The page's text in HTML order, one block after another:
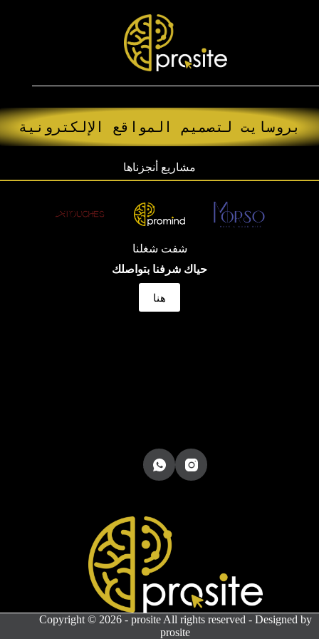
بروسايت لتصميم المواقع الإلكترونية
مشاريع أنجزناها
شفت شغلنا
حياك شرفنا بتواصلك
هنا
Copyright © 2026 - prosite All rights reserved - Designed by
prosite